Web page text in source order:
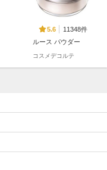
5.6
11348件
ルース パウダー
コスメデコルテ